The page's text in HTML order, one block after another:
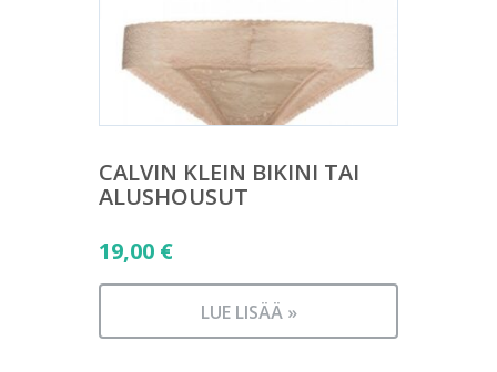
CALVIN KLEIN BIKINI TAI
ALUSHOUSUT
19,00 €
LUE LISÄÄ »